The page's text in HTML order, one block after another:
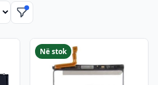
Në stok